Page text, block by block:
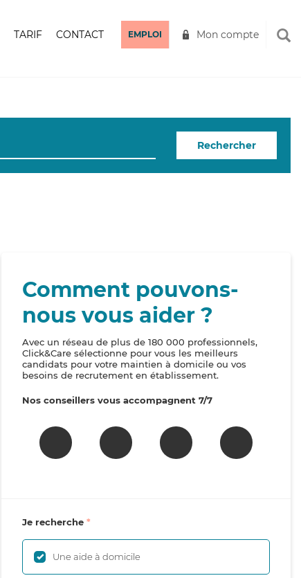
TARIF CONTACT EMPLOI Mon compte
Rechercher
Comment pouvons-
nous vous aider ?
Avec un réseau de plus de 180 000 professionnels,
Click&Care sélectionne pour vous les meilleurs
candidats pour votre maintien à domicile ou vos
besoins de recrutement en établissement.
Nos conseillers vous accompagnent 7/7
Je recherche
Une aide à domicile